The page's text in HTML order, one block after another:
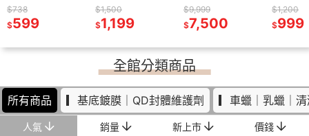
超值組 超撥水鍍膜
500ml+超亮麗洗
鍍膜組 一組搞定
$738
$599
SPRAY + SEAL
$1,500
$1,199
Coating 大容量 鋼
圈 輪框鍍膜 可施
工3-4台
$9,999
$7,500
鍍膜 維
輪圈 清
用
$1,200
$999
層清潔
內裝清
+內裝美容手套
養 蜂蠟添加 抗uv
皮革保養 皮椅保養
皮革護理
氣清潔 芳香除臭
超值組
500ml+
鍍膜組
$738
$599
全館分類商品
所有商品 ▎基底鍍膜｜QD封體維護劑 ▎車蠟｜乳蠟｜
人氣 銷量 新上市 價錢